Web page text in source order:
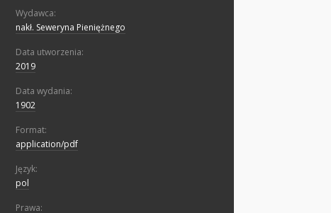
Wydawca:
nakł. Seweryna Pieniężnego
Data utworzenia:
2019
Data wydania:
1902
Format:
application/pdf
Język:
pol
Prawa: